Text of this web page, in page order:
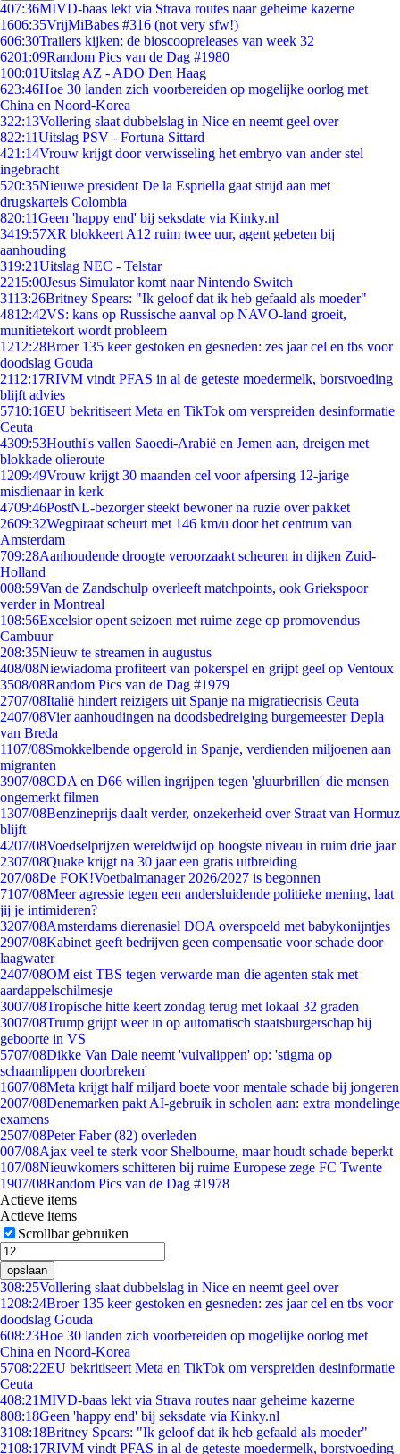
407:36MIVD-baas lekt via Strava routes naar geheime kazerne
1606:35VrijMiBabes #316 (not very sfw!)
606:30Trailers kijken: de bioscoopreleases van week 32
6201:09Random Pics van de Dag #1980
100:01Uitslag AZ - ADO Den Haag
623:46Hoe 30 landen zich voorbereiden op mogelijke oorlog met
China en Noord-Korea
322:13Vollering slaat dubbelslag in Nice en neemt geel over
822:11Uitslag PSV - Fortuna Sittard
421:14Vrouw krijgt door verwisseling het embryo van ander stel
ingebracht
520:35Nieuwe president De la Espriella gaat strijd aan met
drugskartels Colombia
820:11Geen 'happy end' bij seksdate via Kinky.nl
3419:57XR blokkeert A12 ruim twee uur, agent gebeten bij
aanhouding
319:21Uitslag NEC - Telstar
2215:00Jesus Simulator komt naar Nintendo Switch
3113:26Britney Spears: "Ik geloof dat ik heb gefaald als moeder"
4812:42VS: kans op Russische aanval op NAVO-land groeit,
munitietekort wordt probleem
1212:28Broer 135 keer gestoken en gesneden: zes jaar cel en tbs voor
doodslag Gouda
2112:17RIVM vindt PFAS in al de geteste moedermelk, borstvoeding
blijft advies
5710:16EU bekritiseert Meta en TikTok om verspreiden desinformatie
Ceuta
4309:53Houthi's vallen Saoedi-Arabië en Jemen aan, dreigen met
blokkade olieroute
1209:49Vrouw krijgt 30 maanden cel voor afpersing 12-jarige
misdienaar in kerk
4709:46PostNL-bezorger steekt bewoner na ruzie over pakket
2609:32Wegpiraat scheurt met 146 km/u door het centrum van
Amsterdam
709:28Aanhoudende droogte veroorzaakt scheuren in dijken Zuid-
Holland
008:59Van de Zandschulp overleeft matchpoints, ook Griekspoor
verder in Montreal
108:56Excelsior opent seizoen met ruime zege op promovendus
Cambuur
208:35Nieuw te streamen in augustus
408/08Niewiadoma profiteert van pokerspel en grijpt geel op Ventoux
3508/08Random Pics van de Dag #1979
2707/08Italië hindert reizigers uit Spanje na migratiecrisis Ceuta
2407/08Vier aanhoudingen na doodsbedreiging burgemeester Depla
van Breda
1107/08Smokkelbende opgerold in Spanje, verdienden miljoenen aan
migranten
3907/08CDA en D66 willen ingrijpen tegen 'gluurbrillen' die mensen
ongemerkt filmen
1307/08Benzineprijs daalt verder, onzekerheid over Straat van Hormuz
blijft
4207/08Voedselprijzen wereldwijd op hoogste niveau in ruim drie jaar
2307/08Quake krijgt na 30 jaar een gratis uitbreiding
207/08De FOK!Voetbalmanager 2026/2027 is begonnen
7107/08Meer agressie tegen een andersluidende politieke mening, laat
jij je intimideren?
3207/08Amsterdams dierenasiel DOA overspoeld met babykonijntjes
2907/08Kabinet geeft bedrijven geen compensatie voor schade door
laagwater
2407/08OM eist TBS tegen verwarde man die agenten stak met
aardappelschilmesje
3007/08Tropische hitte keert zondag terug met lokaal 32 graden
3007/08Trump grijpt weer in op automatisch staatsburgerschap bij
geboorte in VS
5707/08Dikke Van Dale neemt 'vulvalippen' op: 'stigma op
schaamlippen doorbreken'
1607/08Meta krijgt half miljard boete voor mentale schade bij jongeren
2007/08Denemarken pakt AI-gebruik in scholen aan: extra mondelinge
examens
2507/08Peter Faber (82) overleden
007/08Ajax veel te sterk voor Shelbourne, maar houdt schade beperkt
107/08Nieuwkomers schitteren bij ruime Europese zege FC Twente
1907/08Random Pics van de Dag #1978
Actieve items
Actieve items
Scrollbar gebruiken
opslaan
308:25Vollering slaat dubbelslag in Nice en neemt geel over
1208:24Broer 135 keer gestoken en gesneden: zes jaar cel en tbs voor
doodslag Gouda
608:23Hoe 30 landen zich voorbereiden op mogelijke oorlog met
China en Noord-Korea
5708:22EU bekritiseert Meta en TikTok om verspreiden desinformatie
Ceuta
408:21MIVD-baas lekt via Strava routes naar geheime kazerne
808:18Geen 'happy end' bij seksdate via Kinky.nl
3108:18Britney Spears: "Ik geloof dat ik heb gefaald als moeder"
2108:17RIVM vindt PFAS in al de geteste moedermelk, borstvoeding